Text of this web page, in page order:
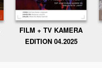
FILM + TV KAMERA
EDITION 04.2025